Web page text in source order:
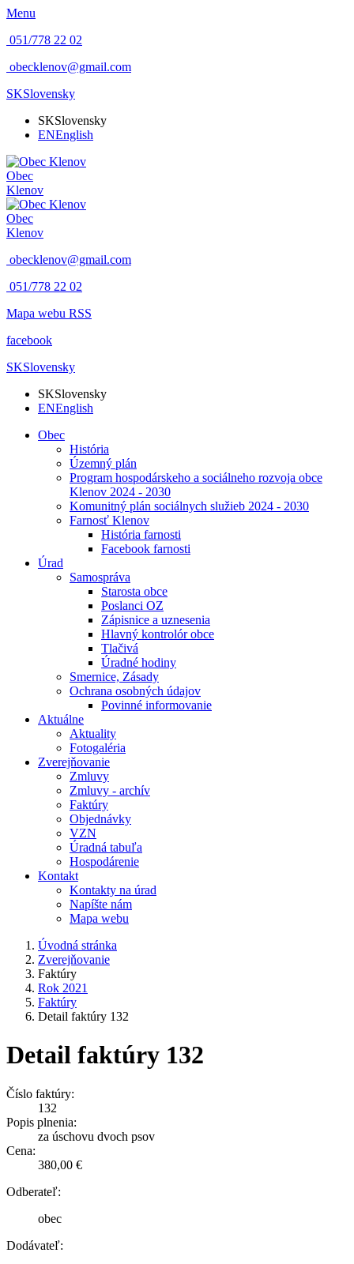
Menu
051/778 22 02
obecklenov@gmail.com
SKSlovensky
SKSlovensky
ENEnglish
Obec
Klenov
Obec
Klenov
obecklenov@gmail.com
051/778 22 02
Mapa webu RSS
facebook
SKSlovensky
SKSlovensky
ENEnglish
Obec
História
Územný plán
Program hospodárskeho a sociálneho rozvoja obce
Klenov 2024 - 2030
Komunitný plán sociálnych služieb 2024 - 2030
Farnosť Klenov
História farnosti
Facebook farnosti
Úrad
Samospráva
Starosta obce
Poslanci OZ
Zápisnice a uznesenia
Hlavný kontrolór obce
Tlačivá
Úradné hodiny
Smernice, Zásady
Ochrana osobných údajov
Povinné informovanie
Aktuálne
Aktuality
Fotogaléria
Zverejňovanie
Zmluvy
Zmluvy - archív
Faktúry
Objednávky
VZN
Úradná tabuľa
Hospodárenie
Kontakt
Kontakty na úrad
Napíšte nám
Mapa webu
Úvodná stránka
Zverejňovanie
Faktúry
Rok 2021
Faktúry
Detail faktúry 132
Detail faktúry 132
Číslo faktúry:
132
Popis plnenia:
za úschovu dvoch psov
Cena:
380,00 €
Odberateľ:
obec
Dodávateľ: